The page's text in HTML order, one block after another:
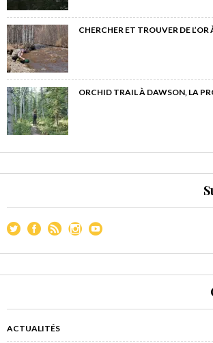
CHERCHER ET TROUVER DE
ORCHID TRAIL À DAWSON, LA
ACTUALITÉS